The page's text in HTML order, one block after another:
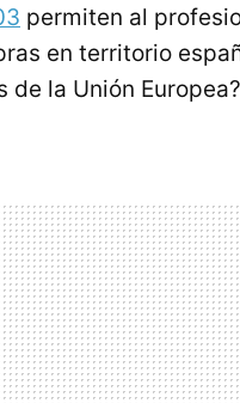
permiten al
en territorio
de la Unión Europea?